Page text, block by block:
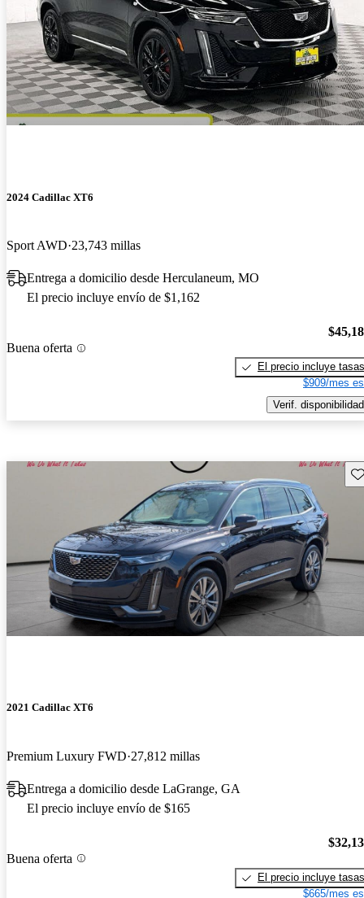
2024 Cadillac XT6
Sport AWD 23,743 millas
Entrega a domicilio desde Herculaneum, MO
El precio incluye envío de $1,162
Buena oferta
El precio incluye tasas
$909/mes
Verif. disponibilidad
2021 Cadillac XT6
Premium Luxury FWD 27,812 millas
Entrega a domicilio desde LaGrange, GA
El precio incluye envío de $165
Buena oferta
El precio incluye tasas
$665/mes